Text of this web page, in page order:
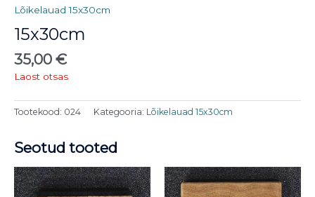
Lõikelauad 15x30cm
15x30cm
35,00 €
Laost otsas
Tootekood: 024 Kategooria: Lõikelauad 15x30cm
Seotud tooted